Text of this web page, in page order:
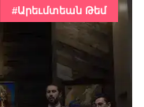
#Արեւմտեան Թեմ